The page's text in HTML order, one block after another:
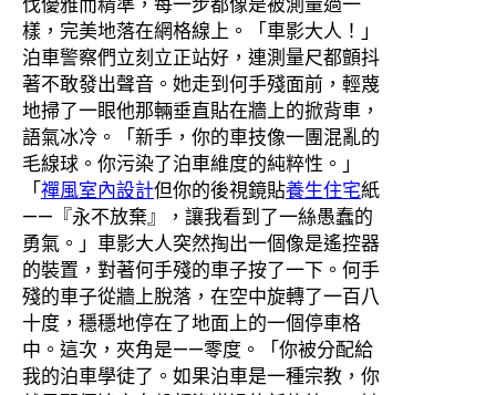
樣，完美地落在網格線上。「車影大人！」
泊車警察們立刻立正站好，連測量尺都顫抖
著不敢發出聲音。她走到何手殘面前，輕蔑
地掃了一眼他那輛垂直貼在牆上的掀背車，
語氣冰冷。「新手，你的車技像一團混亂的
毛線球。你污染了泊車維度的純粹性。」
「禪風室內設計但你的後視鏡貼養生住宅紙
——『永不放棄』，讓我看到了一絲愚蠢的
勇氣。」車影大人突然掏出一個像是遙控器
的裝置，對著何手殘的車子按了一下。何手
殘的車子從牆上脫落，在空中旋轉了一百八
十度，穩穩地停在了地面上的一個停車格
中。這次，夾角是——零度。「你被分配給
我的泊車學徒了。如果泊車是一種宗教，你